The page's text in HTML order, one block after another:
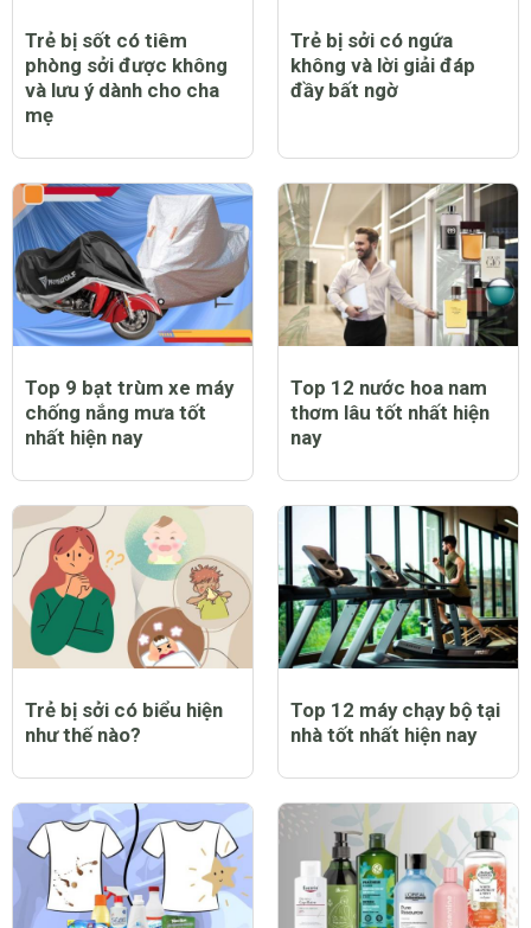
Trẻ bị sốt có tiêm
phòng sởi được không
và lưu ý dành cho cha
mẹ
Trẻ bị sởi có ngứa
không và lời giải đáp
đầy bất ngờ
Top 9 bạt trùm xe máy
chống nắng mưa tốt
nhất hiện nay
Top 12 nước hoa nam
thơm lâu tốt nhất hiện
nay
Trẻ bị sởi có biểu hiện
như thế nào?
Top 12 máy chạy bộ tại
nhà tốt nhất hiện nay